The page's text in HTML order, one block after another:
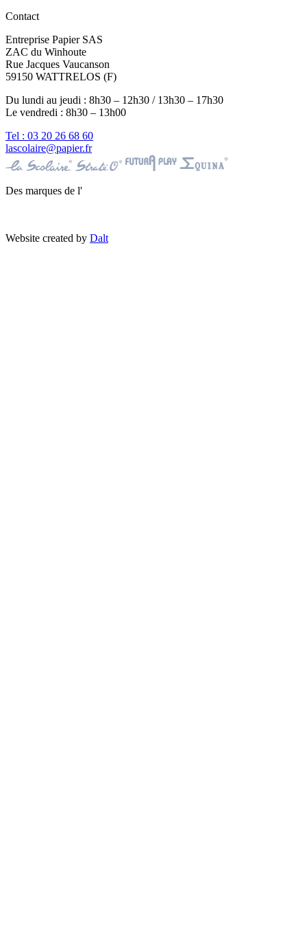
Contact
Entreprise Papier SAS
ZAC du Winhoute
Rue Jacques Vaucanson
59150 WATTRELOS (F)
Du lundi au jeudi : 8h30 – 12h30 / 13h30 – 17h30
Le vendredi : 8h30 – 13h00
Tel : 03 20 26 68 60
lascolaire@papier.fr
Des marques de l'
Website created by Dalt